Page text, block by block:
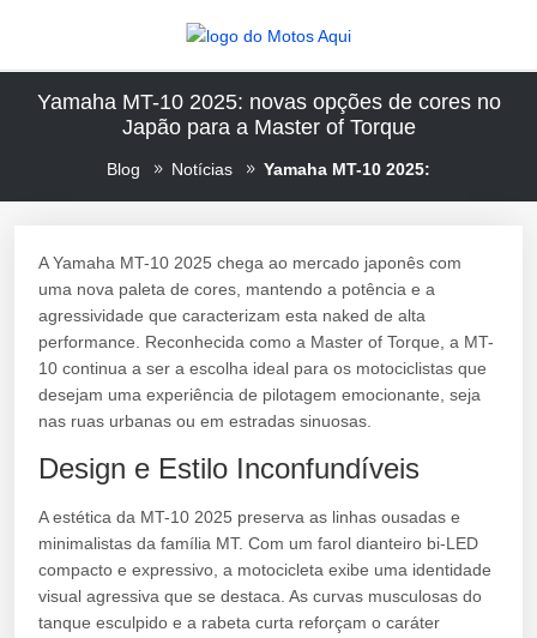
Yamaha MT-10 2025: novas opções de cores no
Japão para a Master of Torque
Blog Notícias Yamaha MT-10 2025:
A Yamaha MT-10 2025 chega ao mercado japonês com
uma nova paleta de cores, mantendo a potência e a
agressividade que caracterizam esta naked de alta
performance. Reconhecida como a Master of Torque, a MT-
10 continua a ser a escolha ideal para os motociclistas que
desejam uma experiência de pilotagem emocionante, seja
nas ruas urbanas ou em estradas sinuosas.
Design e Estilo Inconfundíveis
A estética da MT-10 2025 preserva as linhas ousadas e
minimalistas da família MT. Com um farol dianteiro bi-LED
compacto e expressivo, a motocicleta exibe uma identidade
visual agressiva que se destaca. As curvas musculosas do
tanque esculpido e a rabeta curta reforçam o caráter